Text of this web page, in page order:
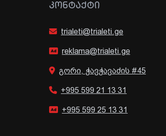
ᲙᲝᲜᲢᲐᲥᲢᲘ
trialeti@trialeti.ge
reklama@trialeti.ge
გორი, ჭავჭავაძის #45
+995 599 21 13 31
+995 599 25 13 31